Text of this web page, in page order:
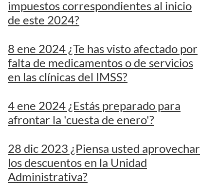
impuestos correspondientes al inicio
de este 2024?
8 ene 2024 ¿Te has visto afectado por
falta de medicamentos o de servicios
en las clínicas del IMSS?
4 ene 2024 ¿Estás preparado para
afrontar la 'cuesta de enero'?
28 dic 2023 ¿Piensa usted aprovechar
los descuentos en la Unidad
Administrativa?